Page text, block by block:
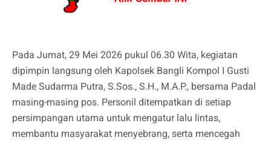
Pada Jumat, 29 Mei 2026 pukul 06.30 Wita, kegiatan
dipimpin langsung oleh Kapolsek Bangli Kompol I Gusti
Made Sudarma Putra, S.Sos., S.H., M.A.P., bersama Padal
masing-masing pos. Personil ditempatkan di setiap
persimpangan utama untuk mengatur lalu lintas,
membantu masyarakat menyebrang, serta mencegah